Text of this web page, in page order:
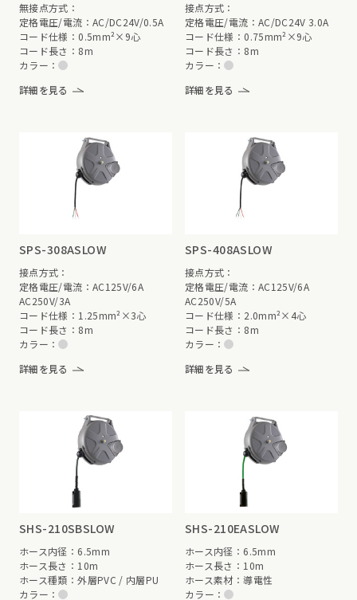
無接点方式：
定格電圧/電流：AC/DC24V/0.5A
コード仕様：0.5mm²×9心
コード長さ：8m
カラー：
詳細を見る
接点方式：
定格電圧/電流：AC/DC24V 3.0A
コード仕様：0.75mm²×9心
コード長さ：8m
カラー：
詳細を見る
SPS-308ASLOW
接点方式：
定格電圧/電流：AC125V/6A
AC250V/3A
コード仕様：1.25mm²×3心
コード長さ：8m
カラー：
詳細を見る
SPS-408ASLOW
接点方式：
定格電圧/電流：AC125V/6A
AC250V/5A
コード仕様：2.0mm²×4心
コード長さ：8m
カラー：
詳細を見る
SHS-210SBSLOW
ホース内径：6.5mm
ホース長さ：10m
ホース種類：外層PVC / 内層PU
カラー：
SHS-210EASLOW
ホース内径：6.5mm
ホース長さ：10m
ホース素材：導電性
カラー：